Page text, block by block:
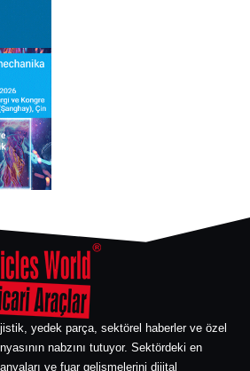
yedek parça, sektörel haberler ve özel
nabzını tutuyor. Sektördeki en
ve fuar gelişmelerini dijital